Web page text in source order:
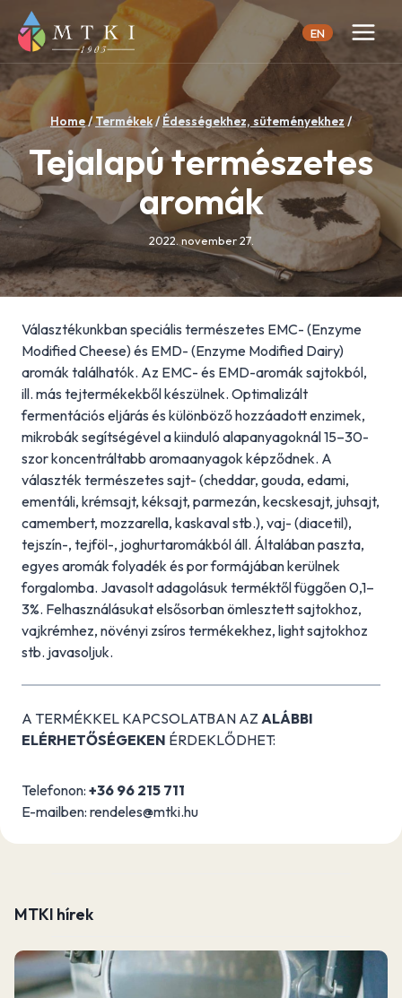
content
EN
Home/Termékek/Édességekhez, süteményekhez /
Tejalapú természetes
aromák
2022. november 27.
Választékunkban speciális természetes EMC- (Enzyme
Modified Cheese) és EMD- (Enzyme Modified Dairy)
aromák találhatók. Az EMC- és EMD-aromák sajtokból,
ill. más tejtermékekből készülnek. Optimalizált
fermentációs eljárás és különböző hozzáadott enzimek,
mikrobák segítségével a kiinduló alapanyagoknál 15–30-
szor koncentráltabb aromaanyagok képződnek. A
választék természetes sajt- (cheddar, gouda, edami,
ementáli, krémsajt, kéksajt, parmezán, kecskesajt, juhsajt,
camembert, mozzarella, kaskaval stb.), vaj- (diacetil),
tejszín-, tejföl-, joghurtaromákból áll. Általában paszta,
egyes aromák folyadék és por formájában kerülnek
forgalomba. Javasolt adagolásuk terméktől függően 0,1–
3%. Felhasználásukat elsősorban ömlesztett sajtokhoz,
vajkrémhez, növényi zsíros termékekhez, light sajtokhoz
stb. javasoljuk.
A TERMÉKKEL KAPCSOLATBAN AZ ALÁBBI
ELÉRHETŐSÉGEKEN ÉRDEKLŐDHET:
Telefonon: +36 96 215 711
E-mailben: rendeles@mtki.hu
MTKI hírek